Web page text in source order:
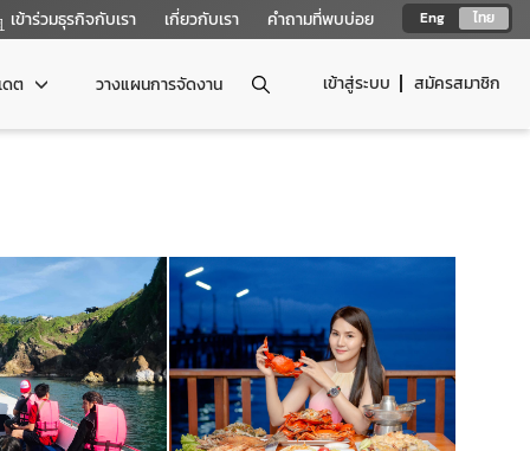
Eng ไทย
เข้าร่วมธุรกิจกับเรา เกี่ยวกับเรา คำถามที่พบบ่อย
เข้าสู่ระบบ สมัครสมาชิก
ดต วางแผนการจัดงาน